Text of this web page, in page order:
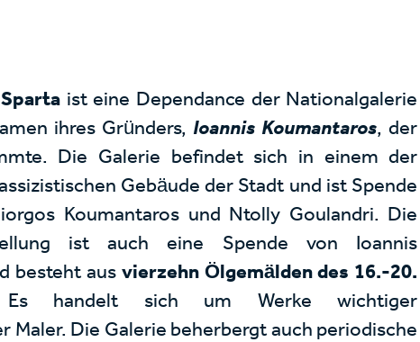
ist eine Dependance der Nationalgalerie
ihres Gründers, Ioannis Koumantaros, der
Die Galerie befindet sich in einem der
Gebäude der Stadt und ist Spende
Koumantaros und Ntolly Goulandri. Die
ist auch eine Spende von Ioannis
besteht aus vierzehn Ölgemälden des 16.-20.
handelt sich um Werke wichtiger
Maler. Die Galerie beherbergt auch periodische